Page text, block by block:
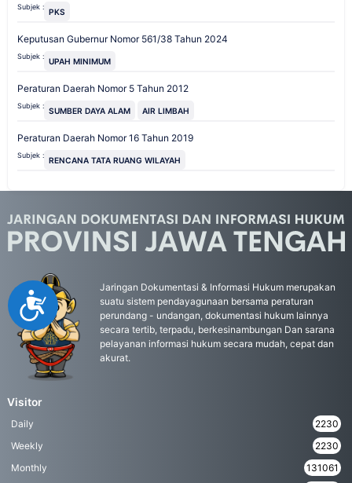
Accessibility
Subjek : PKS
Keputusan Gubernur Nomor 561/38 Tahun 2024
Subjek : UPAH MINIMUM
Peraturan Daerah Nomor 5 Tahun 2012
Subjek : SUMBER DAYA ALAM AIR LIMBAH
Peraturan Daerah Nomor 16 Tahun 2019
Subjek : RENCANA TATA RUANG WILAYAH
Jaringan Dokumentasi & Informasi Hukum merupakan
suatu sistem pendayagunaan bersama peraturan
perundang - undangan, dokumentasi hukum lainnya
secara tertib, terpadu, berkesinambungan Dan sarana
pelayanan informasi hukum secara mudah, cepat dan
akurat.
Visitor
Daily
2230
Weekly
2230
Monthly
131061